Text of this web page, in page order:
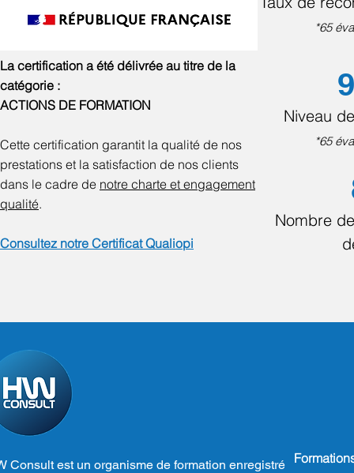
La certification a été délivrée au titre de la
catégorie :
ACTIONS DE FORMATION
Cette certification garantit la qualité de nos
prestations et la satisfaction de nos clients
dans le cadre de notre charte et engagement
qualité.
Consultez notre Certificat Qualiopi
*65
Niveau
*65
Nombre
Consult est un organisme de formation enregistré